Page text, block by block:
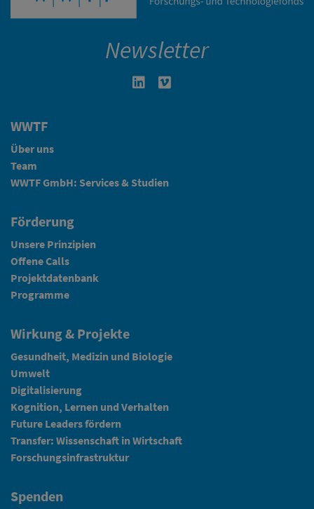
Newsletter
Linkedin in neuem Fenster öffnen
WWTF
Über uns
Team
WWTF GmbH: Services & Studien
Förderung
Unsere Prinzipien
Offene Calls
Projektdatenbank
Programme
Wirkung & Projekte
Gesundheit, Medizin und Biologie
Umwelt
Digitalisierung
Kognition, Lernen und Verhalten
Future Leaders fördern
Transfer: Wissenschaft in Wirtschaft
Forschungsinfrastruktur
Spenden